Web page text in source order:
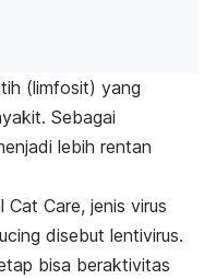
(limfosit) yang
Sebagai
lebih rentan
Care, jenis virus
disebut lentivirus.
bisa beraktivitas